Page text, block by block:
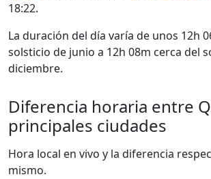
18:22.
La duración del día varía de unos 12h
solsticio de junio a 12h 08m cerca del
diciembre.
Diferencia horaria entre
principales ciudades
Hora local en vivo y la diferencia
mismo.